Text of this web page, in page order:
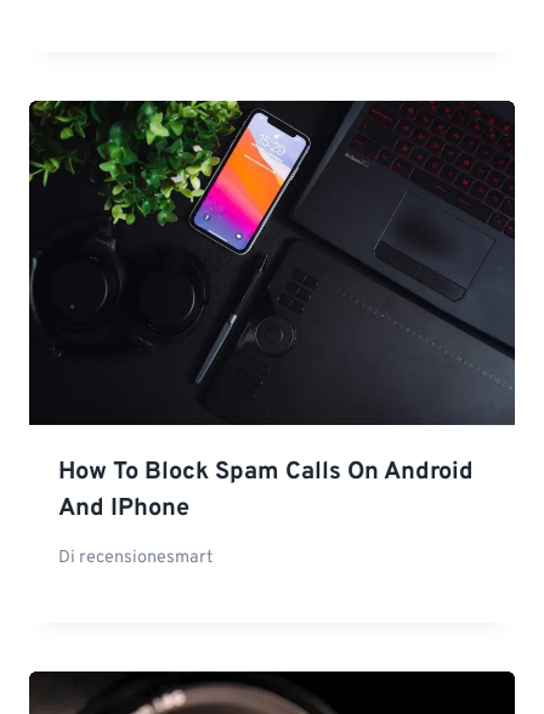
How To Block Spam Calls On Android
And IPhone
Di recensionesmart